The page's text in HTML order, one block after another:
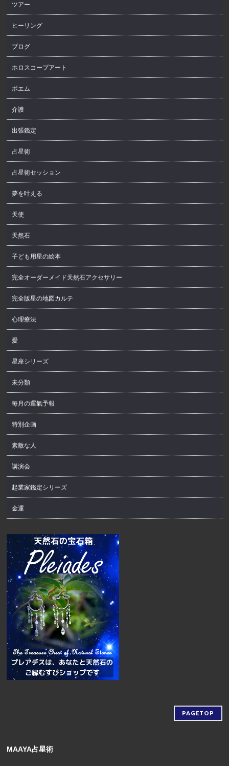
ツアー
ヒーリング
ブログ
ホロスコープアート
ポエム
介護
出張鑑定
占星術
占星術セッション
夢を叶える
天使
天然石
子ども用星の絵本
完全オーダーメイド天然石アクセサリー
完全版星の地図カルテ
心理療法
愛
星座シリーズ
未分類
毎月の運氣予報
特別企画
素敵な人
講演会
起業家鑑定シリーズ
金運
PAGETOP
MAAYA占星術